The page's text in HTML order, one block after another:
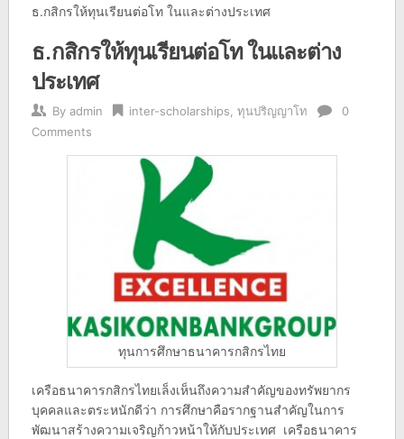
ธ.กสิกรให้ทุนเรียนต่อโท ในและต่างประเทศ
ธ.กสิกรให้ทุนเรียนต่อโท ในและต่าง
ประเทศ
By admin inter-scholarships ทุนปริญญาโท
0
Comments
ทุนการศึกษาธนาคารกสิกรไทย
เครือธนาคารกสิกรไทยเล็งเห็นถึงความสำคัญของทรัพยากร
บุคคลและตระหนักดีว่า การศึกษาคือรากฐานสำคัญในการ
พัฒนาสร้างความเจริญก้าวหน้าให้กับประเทศ เครือธนาคาร